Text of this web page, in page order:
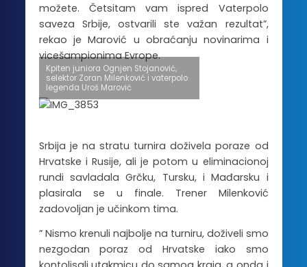
možete. Četsitam vam ispred Vaterpolo
saveza Srbije, ostvarili ste važan rezultat”,
rekao je Marović u obraćanju novinarima i
vicešampionima Evrope.
Kpiten juniora Ognjen Stojanović,
selektor Zoran Milenković i vaterpolo
legenda Uroš Marović
Srbija je na stratu turnira doživela poraze od
Hrvatske i Rusije, ali je potom u eliminacionoj
rundi savladala Grčku, Tursku, i Mađarsku i
plasirala se u finale. Trener Milenković
zadovoljan je učinkom tima.
” Nismo krenuli najbolje na turniru, doživeli smo
nezgodan poraz od Hrvatske iako smo